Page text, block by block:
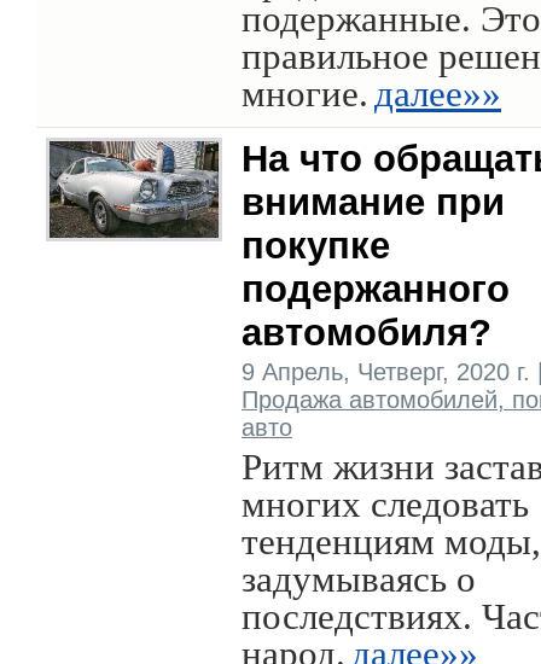
подержанные. Это
правильное
многие. далее»»
На что
внимание при
покупке
подержанного
автомобиля?
9 Апрель, Четверг, 2020 г.
Продажа автомобилей,
авто
Ритм жизни
многих следовать
тенденциям
задумываясь о
последствиях.
народ. далее»»